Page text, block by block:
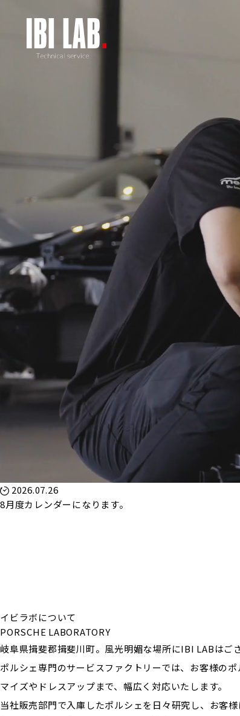
2026.07.26
8月度カレンダーになります。
イビラボについて
PORSCHE LABORATORY
岐阜県揖斐郡揖斐川町。風光明媚な場所にIBI LABはご
ポルシェ専門のサービスファクトリーでは、お客様の
マイズやドレスアップまで、幅広く対応いたします。
当社販売部門で入庫したポルシェを日々研究し、お客